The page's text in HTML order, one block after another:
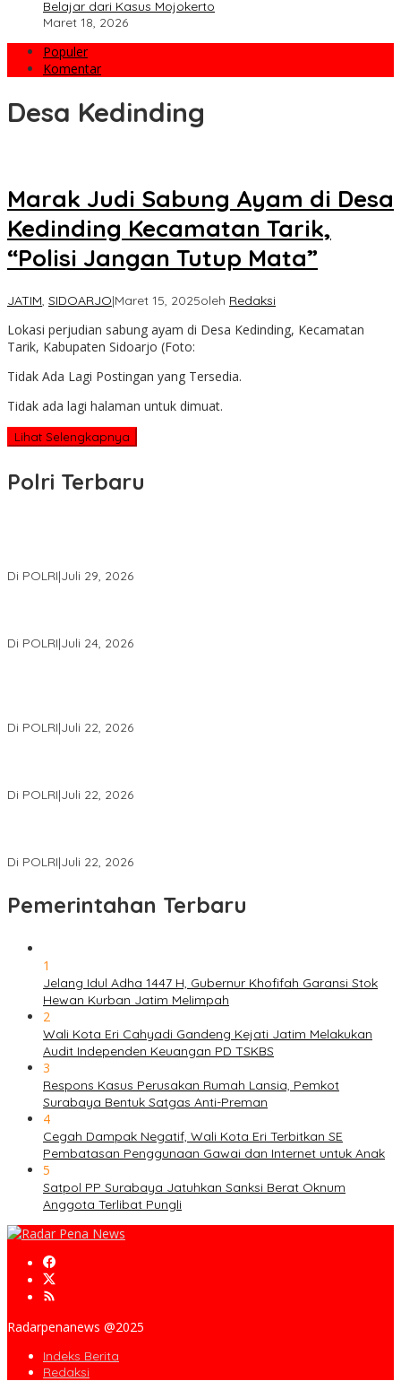
Belajar dari Kasus Mojokerto
Maret 18, 2026
Populer
Komentar
Desa Kedinding
Marak Judi Sabung Ayam di Desa
Kedinding Kecamatan Tarik,
“Polisi Jangan Tutup Mata”
JATIM, SIDOARJO|Maret 15, 2025oleh Redaksi
Lokasi perjudian sabung ayam di Desa Kedinding, Kecamatan
Tarik, Kabupaten Sidoarjo (Foto:
Tidak Ada Lagi Postingan yang Tersedia.
Tidak ada lagi halaman untuk dimuat.
Lihat Selengkapnya
Polri Terbaru
Di POLRI|Juli 29, 2026
Di POLRI|Juli 24, 2026
Di POLRI|Juli 22, 2026
Di POLRI|Juli 22, 2026
Di POLRI|Juli 22, 2026
Pemerintahan Terbaru
1
Jelang Idul Adha 1447 H, Gubernur Khofifah Garansi Stok
Hewan Kurban Jatim Melimpah
2
Wali Kota Eri Cahyadi Gandeng Kejati Jatim Melakukan
Audit Independen Keuangan PD TSKBS
3
Respons Kasus Perusakan Rumah Lansia, Pemkot
Surabaya Bentuk Satgas Anti-Preman
4
Cegah Dampak Negatif, Wali Kota Eri Terbitkan SE
Pembatasan Penggunaan Gawai dan Internet untuk Anak
5
Satpol PP Surabaya Jatuhkan Sanksi Berat Oknum
Anggota Terlibat Pungli
Radarpenanews @2025
Indeks Berita
Redaksi